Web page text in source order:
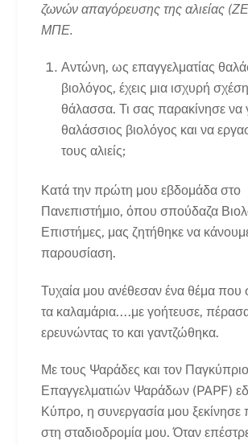
ζωνών απαγόρευσης της αλιείας
ΜΠΕ.
Αντώνη, ως επαγγελματίας
βιολόγος, έχεις μια ισχυρή
θάλασσα. Τι σας παρακίνησε να
θαλάσσιος βιολόγος και να
τους αλιείς;
Κατά την πρώτη μου εβδομάδα στο
Πανεπιστήμιο, όπου σπούδαζα
Επιστήμες, μας ζητήθηκε να
παρουσίαση.
Τυχαία μου ανέθεσαν ένα θέμα που
τα καλαμάρια....με γοήτευσε,
ερευνώντας το και γαντζώθηκα.
Με τους Ψαράδες και τον
Επαγγελματιών Ψαράδων (PAPF)
Κύπρο, η συνεργασία μου ξεκίνησε
στη σταδιοδρομία μου. Όταν